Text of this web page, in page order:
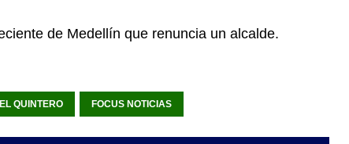
de Medellín que renuncia un alcalde.
QUINTERO FOCUS NOTICIAS